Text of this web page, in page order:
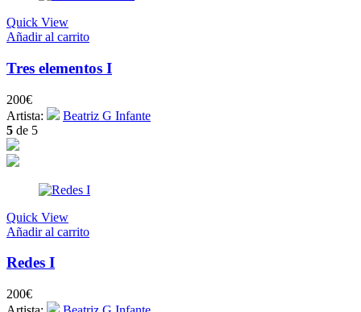
Quick View
Añadir al carrito
Tres elementos I
200€
Artista:
Beatriz G Infante
5 de 5
Quick View
Añadir al carrito
Redes I
200€